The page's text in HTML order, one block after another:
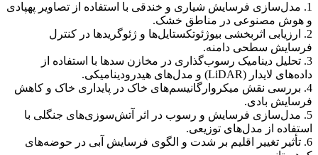
1. مدل‌سازی فرسایش شیاری و خندقی با استفاده از تصاویر پهپادی
و هوش مصنوعی در مناطق خشک.
2. ارزیابی اثربخشی بیوژئوتکستایل‌ها و ژئوگریدها در کنترل
فرسایش سطحی دامنه.
3. تحلیل دینامیک رسوب‌گذاری در مخازن سدها با استفاده از
داده‌های لایدار (LiDAR) و مدل‌های هیدرودینامیکی.
4. بررسی نقش میکروارگانیسم‌های خاک در پایداری خاک و کاهش
فرسایش بادی.
5. مدل‌سازی فرسایش و رسوب در اثر آتش‌سوزی‌های جنگلی با
استفاده از مدل‌های توزیعی.
6. تأثیر تغییر اقلیم بر شدت و الگوی فرسایش آبی در حوضه‌های